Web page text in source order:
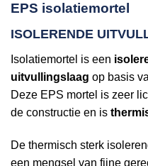
EPS isolatiemortel
ISOLERENDE
Isolatiemortel is een
uitvullingslaag op basis
Deze EPS mortel is zeer
de constructie en is
De thermisch sterk
een mengsel van fijne